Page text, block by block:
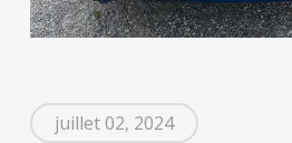
juillet 02, 2024